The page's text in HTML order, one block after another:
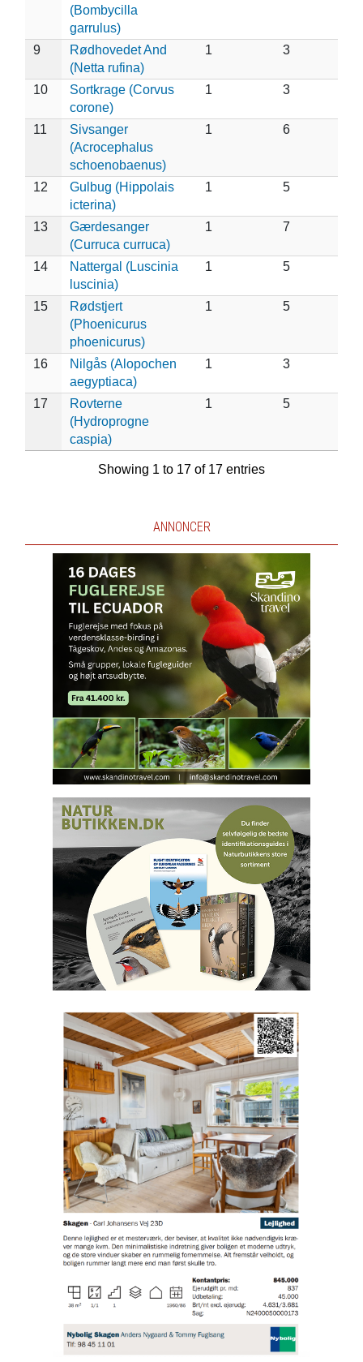
(Bombycilla
garrulus)
9
Rødhovedet And
(Netta rufina)
1 3
10
Sortkrage (Corvus
corone)
1 3
11
Sivsanger
(Acrocephalus
schoenobaenus)
1 6
12
Gulbug (Hippolais
icterina)
1 5
13
Gærdesanger
(Curruca curruca)
1 7
14
Nattergal (Luscinia
luscinia)
1 5
15
Rødstjert
(Phoenicurus
phoenicurus)
1 5
16
Nilgås (Alopochen
aegyptiaca)
1 3
17
Rovterne
(Hydroprogne
caspia)
1 5
Showing 1 to 17 of 17 entries
ANNONCER